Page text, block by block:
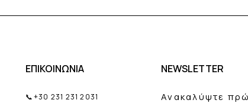
ΕΠΙΚΟΙΝΩΝΙΑ
📞+30 231 231 2031
NEWSLETTER
Ανακαλύψτε